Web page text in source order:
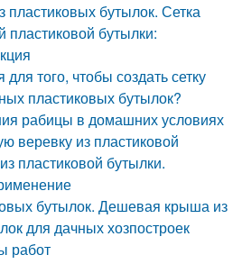
пластиковых бутылок. Сетка
пластиковой бутылки:
для того, чтобы создать сетку
пластиковых бутылок?
рабицы в домашних условиях
веревку из пластиковой
пластиковой бутылки.
бутылок. Дешевая крыша из
для дачных хозпостроек
работ